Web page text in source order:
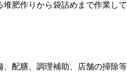
堆肥作りから袋詰めまで作業し
、配膳、調理補助、店舗の掃除